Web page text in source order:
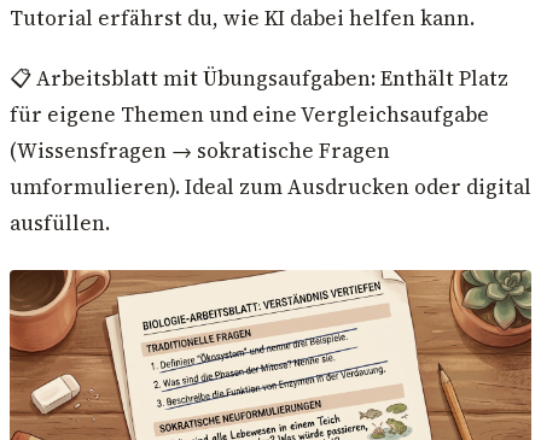
Tutorial erfährst du, wie KI dabei helfen kann.
📋 Arbeitsblatt mit Übungsaufgaben: Enthält Platz
für eigene Themen und eine Vergleichsaufgabe
(Wissensfragen → sokratische Fragen
umformulieren). Ideal zum Ausdrucken oder digital
ausfüllen.